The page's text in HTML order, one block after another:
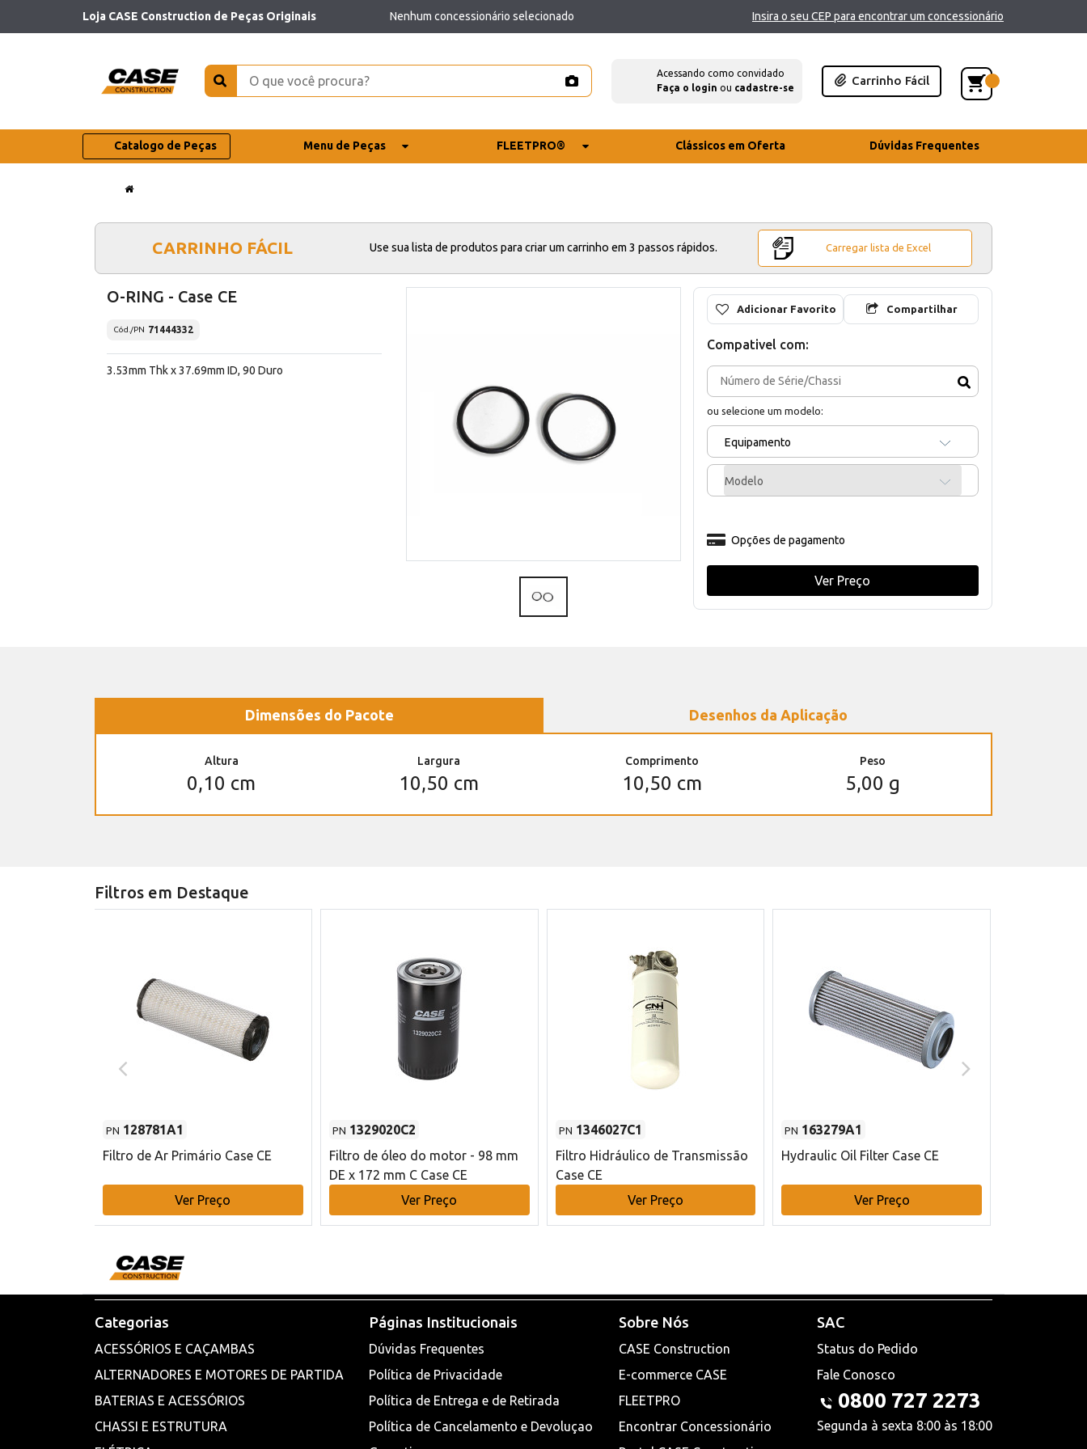
Loja CASE Construction de Peças Originais Nenhum concessionário selecionado Insira o seu CEP para encontrar um concessionário
Acessando como convidado
Faça o login ou cadastre-se
Carrinho Fácil
Catalogo de Peças Menu de Peças FLEETPRO® Clássicos em Oferta Dúvidas Frequentes
CARRINHO FÁCIL Use sua lista de produtos para criar um carrinho em 3 passos rápidos. Carregar lista de Excel
O-RING - Case CE
Cód./PN 71444332
3.53mm Thk x 37.69mm ID, 90 Duro
Adicionar Favorito Compartilhar
Compativel com:
ou selecione um modelo:
Equipamento
Modelo
Opções de pagamento
Ver Preço
Dimensões do Pacote Desenhos da Aplicação
Altura
0,10 cm
Largura
10,50 cm
Comprimento
10,50 cm
Peso
5,00 g
Filtros em Destaque
PN 128781A1
Filtro de Ar Primário Case CE
Ver Preço
PN 1329020C2
Filtro de óleo do motor - 98 mm
DE x 172 mm C Case CE
Ver Preço
PN 1346027C1
Filtro Hidráulico de Transmissão
Case CE
Ver Preço
PN 163279A1
Hydraulic Oil Filter Case CE
Ver Preço
Categorias
ACESSÓRIOS E CAÇAMBAS
ALTERNADORES E MOTORES DE PARTIDA
BATERIAS E ACESSÓRIOS
CHASSI E ESTRUTURA
Páginas Institucionais
Dúvidas Frequentes
Política de Privacidade
Política de Entrega e de Retirada
Política de Cancelamento e Devoluçao
Sobre Nós
CASE Construction
E-commerce CASE
FLEETPRO
Encontrar Concessionário
SAC
Status do Pedido
Fale Conosco
0800 727 2273
Segunda à sexta 8:00 às 18:00